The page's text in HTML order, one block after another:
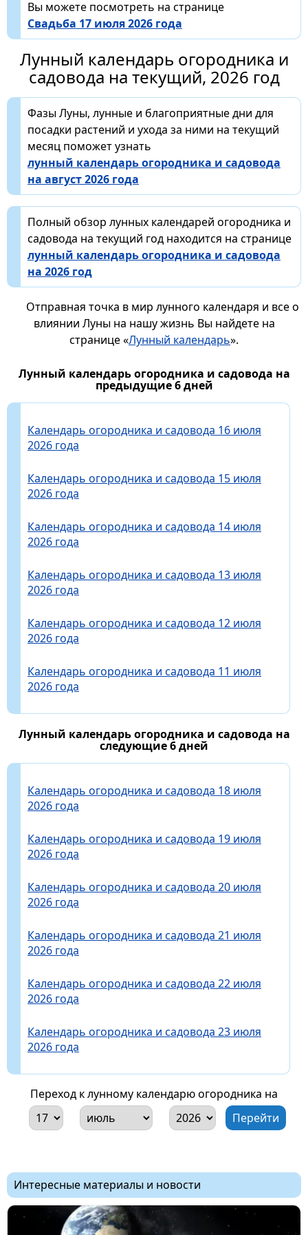
Вы можете посмотреть на странице
Свадьба 17 июля 2026 года
Лунный календарь огородника и
садовода на текущий, 2026 год
Фазы Луны, лунные и благоприятные дни для
посадки растений и ухода за ними на текущий
месяц поможет узнать
лунный календарь огородника и садовода
на август 2026 года
Полный обзор лунных календарей огородника и
садовода на текущий год находится на странице
лунный календарь огородника и садовода
на 2026 год
Отправная точка в мир лунного календаря и все о
влиянии Луны на нашу жизнь Вы найдете на
странице «Лунный календарь».
Лунный календарь огородника и садовода на
предыдущие 6 дней
Календарь огородника и садовода 16 июля
2026 года
Календарь огородника и садовода 15 июля
2026 года
Календарь огородника и садовода 14 июля
2026 года
Календарь огородника и садовода 13 июля
2026 года
Календарь огородника и садовода 12 июля
2026 года
Календарь огородника и садовода 11 июля
2026 года
Лунный календарь огородника и садовода на
следующие 6 дней
Календарь огородника и садовода 18 июля
2026 года
Календарь огородника и садовода 19 июля
2026 года
Календарь огородника и садовода 20 июля
2026 года
Календарь огородника и садовода 21 июля
2026 года
Календарь огородника и садовода 22 июля
2026 года
Календарь огородника и садовода 23 июля
2026 года
Переход к лунному календарю огородника на
Интересные материалы и новости